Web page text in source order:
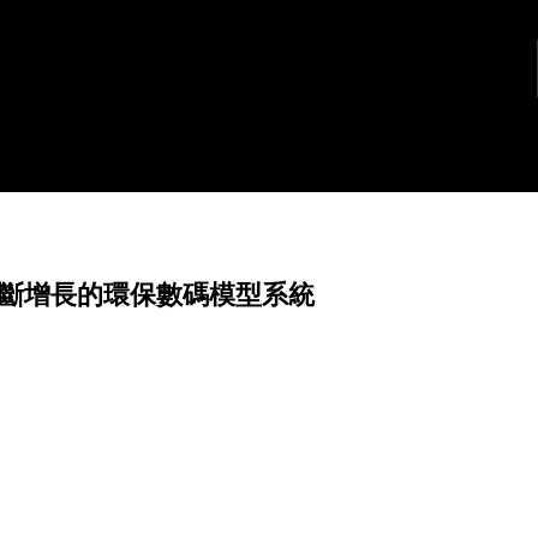
增長的環保數碼模型系統